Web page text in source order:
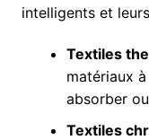
intelligents et
Textiles
matériaux
absorber
Textiles